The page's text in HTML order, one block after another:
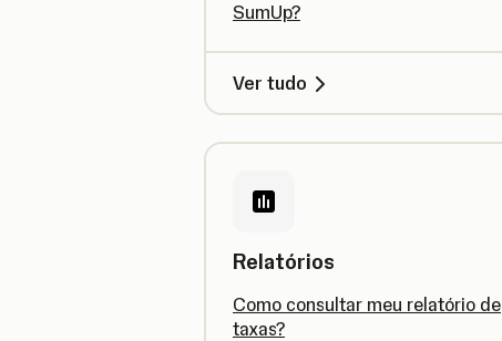
SumUp?
Ver tudo
Relatórios
Como consultar meu relatório de
taxas?